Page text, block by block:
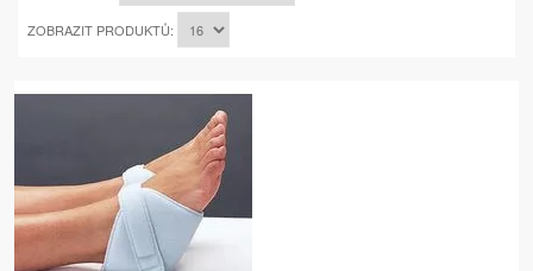
ZOBRAZIT PRODUKTŮ: